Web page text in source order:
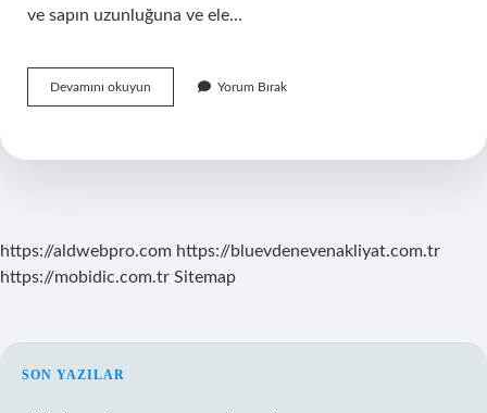
ve sapın uzunluğuna ve ele…
Devamını okuyun Ameliyat
Bıçağı
Yorum Bırak
https://aldwebpro.com https://bluevdenevenakliyat.com.tr
https://mobidic.com.tr Sitemap
SIDEBAR
SON YAZILAR